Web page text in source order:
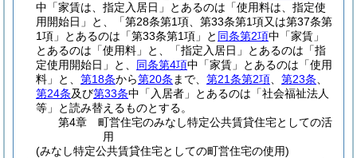
中「家賃は、指定入居日」とあるのは「使用料は、指定使
用開始日」と、「第28条第1項、第33条第1項又は第37条第
1項」とあるのは「第33条第1項」と 同条第2項中「家賃」
とあるのは「使用料」と、「指定入居日」とあるのは「指
定使用開始日」と、 同条第4項中「家賃」とあるのは「使用
料」と、 第18条から第20条 まで、 第21条第2項 第23条
第24条及び第33条中「入居者」とあるのは「社会福祉法人
等」と読み替えるものとする。
第4章
町営住宅のみなし特定公共賃貸住宅としての活
用
(みなし特定公共賃貸住宅としての町営住宅の使用)